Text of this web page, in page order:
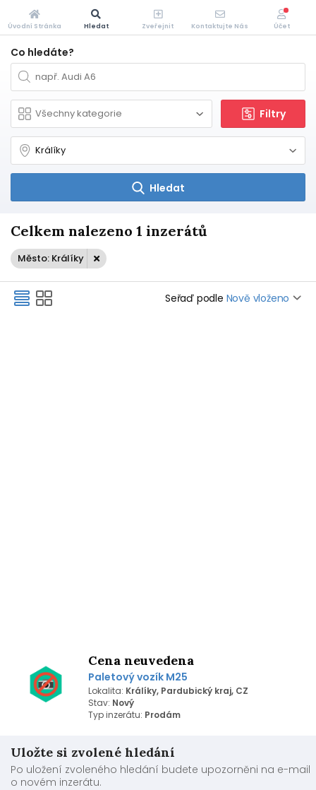
Co hledáte?
Filtry
Hledat
Celkem nalezeno 1 inzerátů
Město: Králíky
Seřaď podle Nově vloženo
Cena neuvedena
Paletový vozík M25
Lokalita: Králíky, Pardubický kraj, CZ
Stav: Nový
Typ inzerátu: Prodám
Uložte si zvolené hledání
Po uložení zvoleného hledání budete upozorněni na e-mail
o novém inzerátu.
Úvodní Stránka Hledat Zveřejnit Kontaktujte Nás Účet